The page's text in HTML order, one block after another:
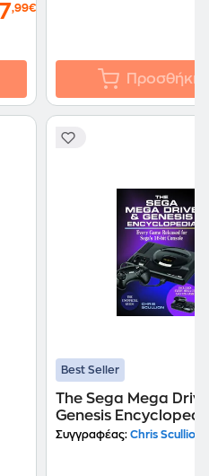
,99€
Προσθήκη
Best Seller
The Sega Mega
Genesis
Συγγραφέας: Chris Scullion